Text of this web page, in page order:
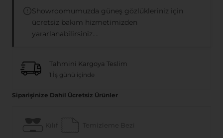
Showroomumuzda güneş gözlükleriniz için
ücretsiz bakım hizmetimizden
yararlanabilirsiniz....
Tahmini Kargoya Teslim
1 İş günü içinde
Siparişinize Dahil Ücretsiz Ürünler
Kılıf Temizleme Bezi